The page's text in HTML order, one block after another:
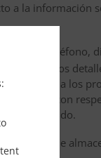
a la información
de teléfono,
los
de SMS a los
con
de su pedido.
servicios de